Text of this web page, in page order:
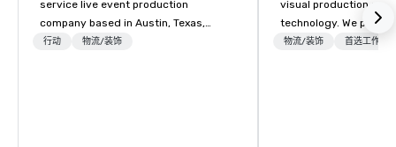
service live event production
company based in Austin, Texas,
delivering professional audio, lighting,
行动 物流/装饰
visual production and
technology. We
solutions — from
物流/装饰 首选工作人